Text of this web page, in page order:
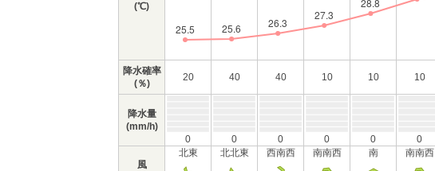
(℃)
降水確率
(％)
20 40 40 10 10 10
降水量
(mm/h)
0
0 0 0 0 0
風
北東 北北東 西南西 南南西 南 南南西